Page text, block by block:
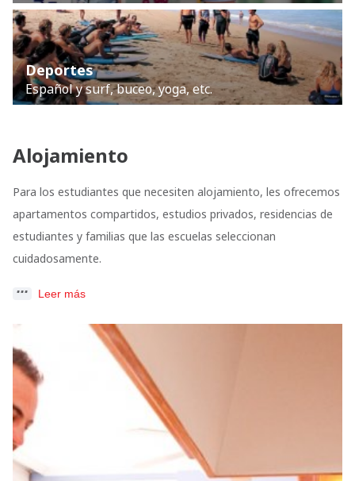
Deportes
Español y surf, buceo, yoga, etc.
Alojamiento
Para los estudiantes que necesiten alojamiento, les ofrecemos
apartamentos compartidos, estudios privados, residencias de
estudiantes y familias que las escuelas seleccionan
cuidadosamente.
Leer más